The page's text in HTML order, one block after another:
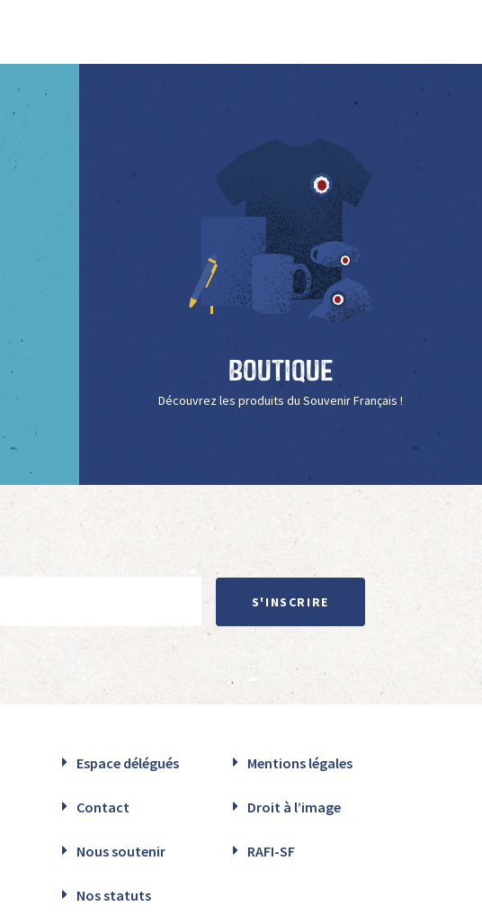
Boutique
Découvrez les produits du Souvenir Français !
S'INSCRIRE
Espace délégués Mentions légales
Contact Droit à l’image
Nous soutenir RAFI-SF
Nos statuts